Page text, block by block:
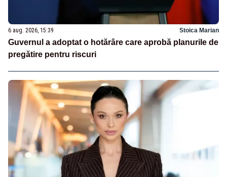
6 aug. 2026, 15:39 Stoica Marian
Guvernul a adoptat o hotărâre care aprobă planurile de
pregătire pentru riscuri